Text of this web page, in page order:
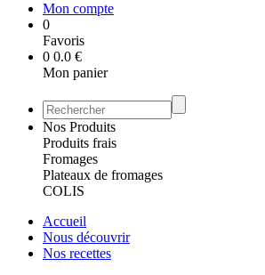
Mon compte
0
Favoris
0 0.0 €
Mon panier
Nos Produits
Produits frais
Fromages
Plateaux de fromages
COLIS
Accueil
Nous découvrir
Nos recettes